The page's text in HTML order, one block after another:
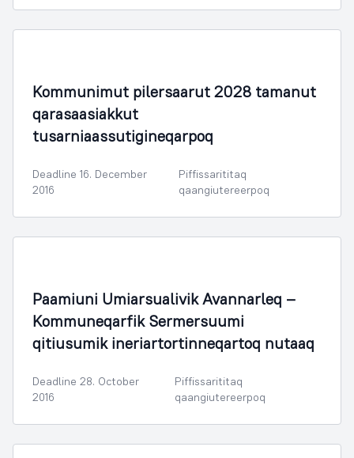
Kommunimut pilersaarut 2028 tamanut
qarasaasiakkut
tusarniaassutigineqarpoq
Deadline 16. December
2016
Piffissarititaq
qaangiutereerpoq
Paamiuni Umiarsualivik Avannarleq –
Kommuneqarfik Sermersuumi
qitiusumik ineriartortinneqartoq nutaaq
Deadline 28. October
2016
Piffissarititaq
qaangiutereerpoq